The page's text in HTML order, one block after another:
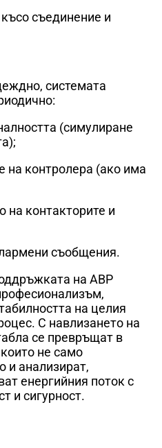
съединение и
системата
(симулиране
на контролера (ако има
на контакторите и
съобщения.
на АВР
на целия
С навлизането на
се превръщат в
не само
и анализират,
енергийния поток с
и сигурност.